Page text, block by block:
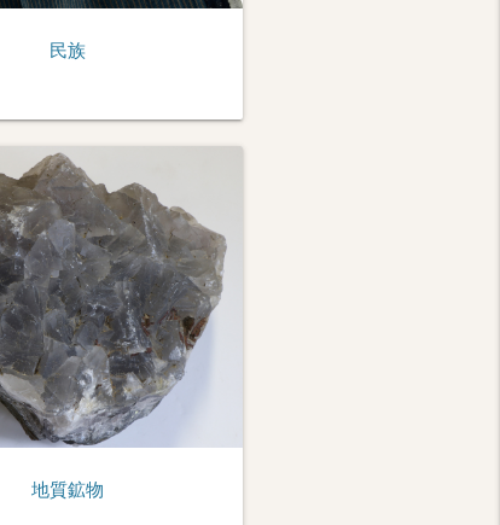
民族
地質鉱物